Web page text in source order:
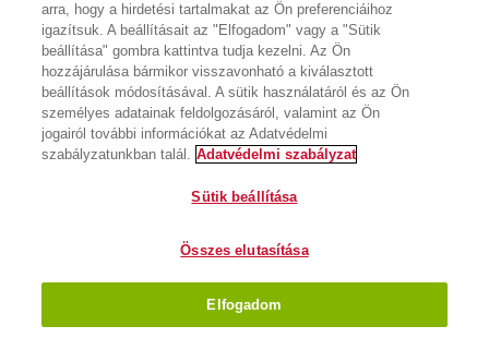
arra, hogy a hirdetési tartalmakat az Ön preferenciáihoz
igazítsuk. A beállításait az "Elfogadom" vagy a "Sütik
beállítása" gombra kattintva tudja kezelni. Az Ön
hozzájárulása bármikor visszavonható a kiválasztott
beállítások módosításával. A sütik használatáról és az Ön
személyes adatainak feldolgozásáról, valamint az Ön
jogairól további információkat az Adatvédelmi
szabályzatunkban talál. Adatvédelmi szabályzat
Sütik beállítása
Összes elutasítása
Elfogadom